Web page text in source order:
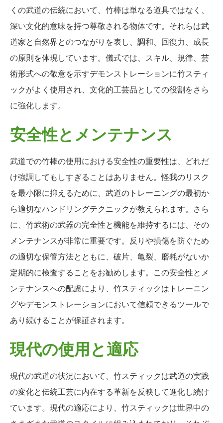
くの武道の伝統において、竹棒は単なる道具ではなく、
深い文化的意味を持つ尊敬される物体です。それらは武
道家と自然界とのつながりを表し、調和、回復力、成長
の原則を体現しています。儀式では、スキル、規律、芸
術形式への敬意を示すデモンストレーションに竹スティ
ックがよく使用され、文化的工芸品としての役割をさら
に強化します。
安全性とメンテナンス
武道での竹棒の使用における安全性の重要性は、どれだ
け強調してもしすぎることはありません。怪我のリスク
を最小限に抑えるために、武道のトレーニングの最初か
ら適切なハンドリングテクニックが教えられます。さら
に、竹武術の武器の完全性と機能を維持するには、その
メンテナンスが非常に重要です。反りや損傷を防ぐため
の適切な保管方法とともに、破片、亀裂、磨耗がないか
定期的に検査することをお勧めします。この安全性とメ
ンテナンスへの配慮により、竹スティックはトレーニン
グやデモンストレーションにおいて信頼できるツールで
あり続けることが保証されます。
現代の使用と適応
現代の武道の状況において、竹スティックは武道の実践
の変化と伝統工芸に内在する革新を反映して進化し続け
ています。現代の適応により、竹スティックは世界中の